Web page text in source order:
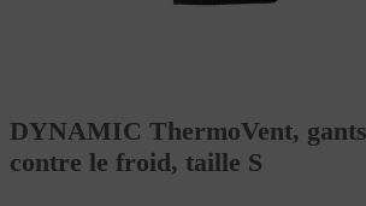
DYNAMIC ThermoVent,
contre le froid, taille S